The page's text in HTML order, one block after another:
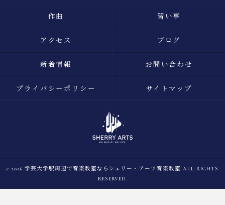
作曲 習い事
アクセス ブログ
新着情報 お問い合わせ
プライバシーポリシー サイトマップ
c 2026 学芸大学駅周辺で音楽教室ならシェリー・アーツ音楽教室 ALL RIGHTS
RESERVED.